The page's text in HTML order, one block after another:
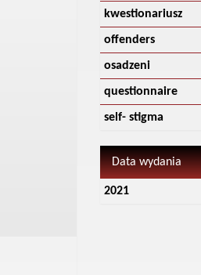
kwestionariusz
offenders
osadzeni
questionnaire
self- stigma
Data wydania
2021